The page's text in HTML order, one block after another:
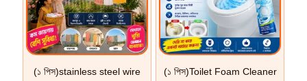
(১ ‍পিস)stainless steel wire
(১ পিস)Toilet Foam Cleaner